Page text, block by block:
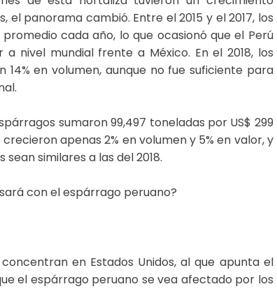
panorama cambió. Entre el 2015 y el 2017, los
cada año, lo que ocasionó que el Perú
nivel mundial frente a México. En el 2018, los
en volumen, aunque no fue suficiente para
sumaron 99,497 toneladas por US$ 299
apenas 2% en volumen y 5% en valor, y
similares a las del 2018.
con el espárrago peruano?
en Estados Unidos, al que apunta el
el espárrago peruano se vea afectado por los